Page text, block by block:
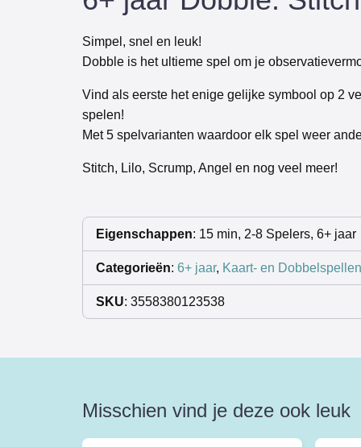
Simpel, snel en leuk!
Dobble is het ultieme spel om je
Vind als eerste het enige gelijke symbool op 2
spelen!
Met 5 spelvarianten waardoor elk spel weer
Stitch, Lilo, Scrump, Angel en nog veel meer!
Eigenschappen: 15 min, 2-8 Spelers, 6+ jaar
Categorieën: 6+ jaar, Kaart- en Dobbelspellen
SKU: 3558380123538
Misschien vind je deze ook leuk